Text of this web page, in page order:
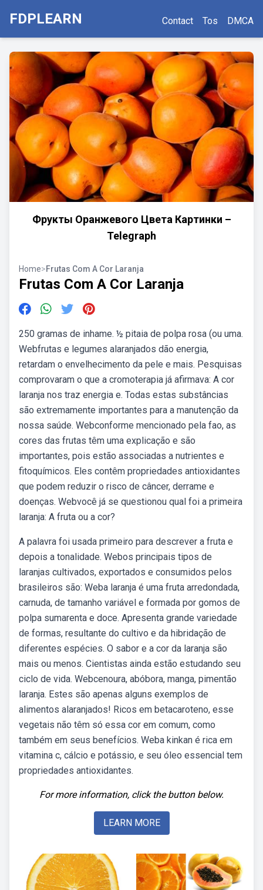
FDPLEARN Contact Tos DMCA
Фрукты Оранжевого Цвета Картинки –
Telegraph
Home>Frutas Com A Cor Laranja
Frutas Com A Cor Laranja
250 gramas de inhame. ½ pitaia de polpa rosa (ou uma.
Webfrutas e legumes alaranjados dão energia,
retardam o envelhecimento da pele e mais. Pesquisas
comprovaram o que a cromoterapia já afirmava: A cor
laranja nos traz energia e. Todas estas substâncias
são extremamente importantes para a manutenção da
nossa saúde. Webconforme mencionado pela fao, as
cores das frutas têm uma explicação e são
importantes, pois estão associadas a nutrientes e
fitoquímicos. Eles contêm propriedades antioxidantes
que podem reduzir o risco de câncer, derrame e
doenças. Webvocê já se questionou qual foi a primeira
laranja: A fruta ou a cor?
A palavra foi usada primeiro para descrever a fruta e
depois a tonalidade. Webos principais tipos de
laranjas cultivados, exportados e consumidos pelos
brasileiros são: Weba laranja é uma fruta arredondada,
carnuda, de tamanho variável e formada por gomos de
polpa sumarenta e doce. Apresenta grande variedade
de formas, resultante do cultivo e da hibridação de
diferentes espécies. O sabor e a cor da laranja são
mais ou menos. Cientistas ainda estão estudando seu
ciclo de vida. Webcenoura, abóbora, manga, pimentão
laranja. Estes são apenas alguns exemplos de
alimentos alaranjados! Ricos em betacaroteno, esse
vegetais não têm só essa cor em comum, como
também em seus benefícios. Weba kinkan é rica em
vitamina c, cálcio e potássio, e seu óleo essencial tem
propriedades antioxidantes.
For more information, click the button below.
LEARN MORE